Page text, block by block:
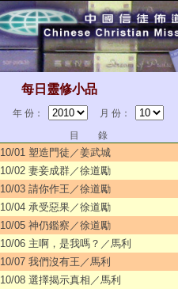
每日靈修小品
年 份：
月 份：
目 錄
10/01 塑造門徒／姜武城
10/02 妻妾成群／徐道勵
10/03 請你作王／徐道勵
10/04 承受惡果／徐道勵
10/05 神仍鑑察／徐道勵
10/06 主啊，是我嗎？／馬利
10/07 我們沒有王／馬利
10/08 選擇揭示真相／馬利